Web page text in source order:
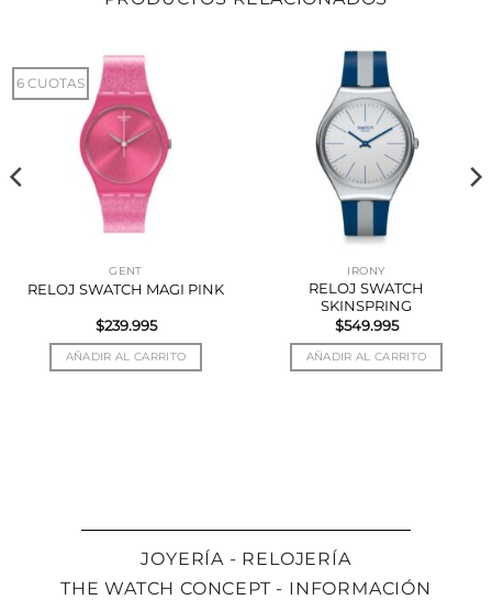
6 CUOTAS
GENT
RELOJ SWATCH MAGI PINK
$239.995
AÑADIR AL CARRITO
IRONY
RELOJ SWATCH
SKINSPRING
$549.995
AÑADIR AL CARRITO
JOYERÍA - RELOJERÍA
THE WATCH CONCEPT - INFORMACIÓN